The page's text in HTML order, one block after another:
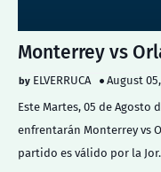
Monterrey vs
ELVERRUCA
August
Este Martes, 05 de Agosto
enfrentarán Monterrey vs
partido es válido por la